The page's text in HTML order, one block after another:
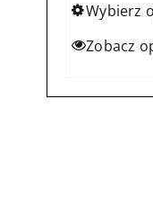
Wybierz
Ten
Zobacz